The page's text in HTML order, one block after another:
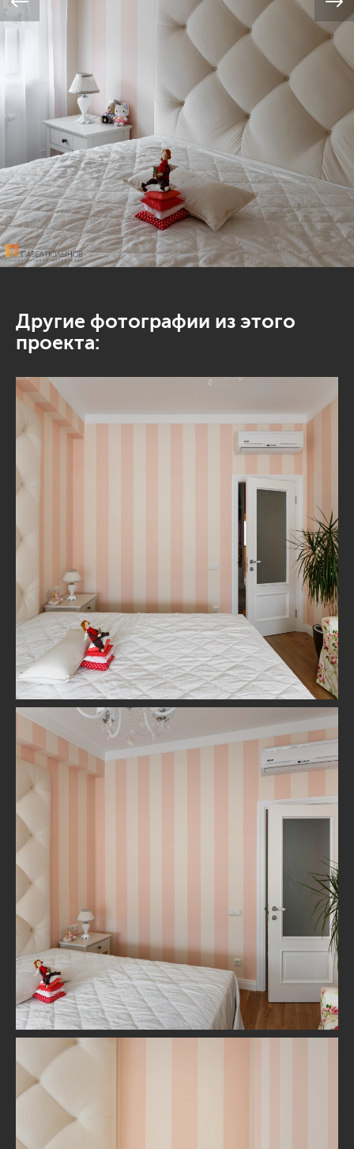
Другие фотографии из этого
проекта: